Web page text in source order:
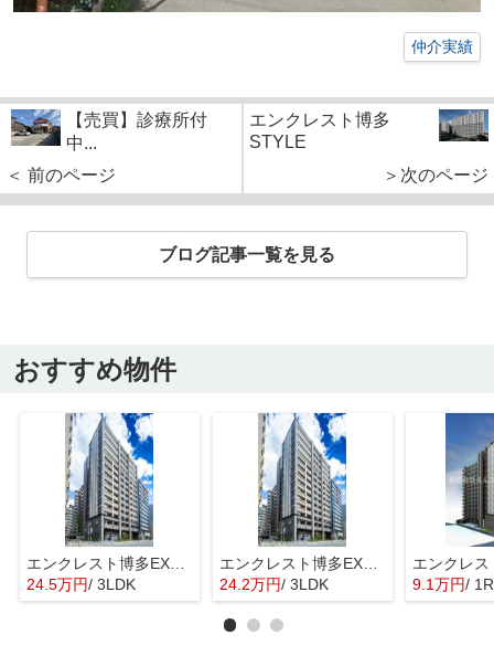
仲介実績
【売買】診療所付
中...
＜ 前のページ
エンクレスト博多
STYLE
＞次のページ
ブログ記事一覧を見る
おすすめ物件
エンクレスト博多EXCEED
24.5万円/ 3LDK
エンクレスト博多EXCEED
24.2万円/ 3LDK 9.1万円/ 1R